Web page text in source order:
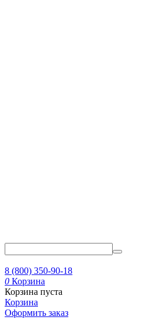
8 (800) 350-90-18
0 Корзина
Корзина пуста
Корзина
Оформить заказ